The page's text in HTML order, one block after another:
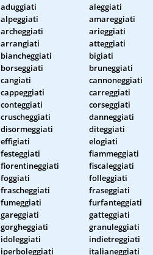
aduggiati aleggiati
alpeggiati
amareggiati
archeggiati
arieggiati
arrangiati
atteggiati
biancheggiati
bigiati
borseggiati
bruneggiati
cangiati
cannoneggiati
cappeggiati
carreggiati
conteggiati
corseggiati
cruscheggiati
danneggiati
disormeggiati
diteggiati
effigiati
elogiati
festeggiati
fiammeggiati
fiorentineggiati
fiscaleggiati
foggiati
folleggiati
frascheggiati
fraseggiati
fumeggiati
furfanteggiati
gareggiati
gatteggiati
gorgheggiati
granuleggiati
idoleggiati
indietreggiati
iperboleggiati
italianeggiati